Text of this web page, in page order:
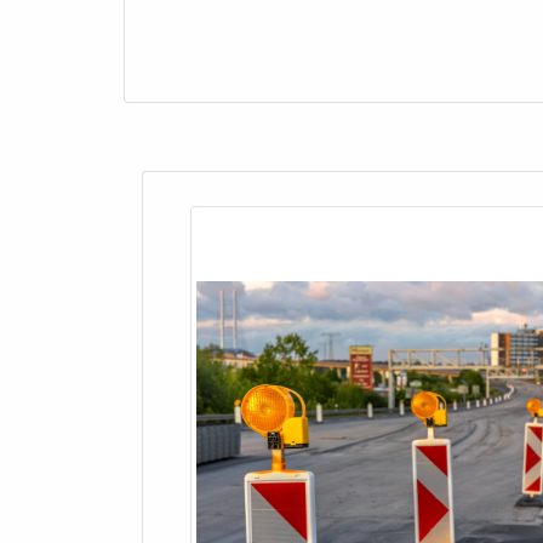
A integração de sinalizadores torre com
combinação pode ativar automaticamente
excesso de temperatura ou pressão. Isso não
melhorando a produtividade.
GUIA DE COMPRA: COMO
INFORMAÇÕES NECESSÁRIAS
Ao solicitar um sinalizador torre, é
especificações desejadas, como tensão de
perfeitamente às suas necessidades. A
os